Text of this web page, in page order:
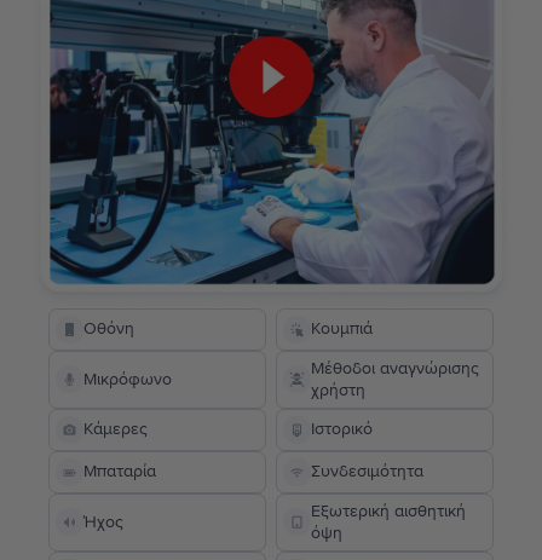
Οθόνη Κουμπιά
Μικρόφωνο
Μέθοδοι αναγνώρισης
χρήστη
Κάμερες
Ιστορικό
Μπαταρία Συνδεσιμότητα
Ήχος
Εξωτερική αισθητική
όψη